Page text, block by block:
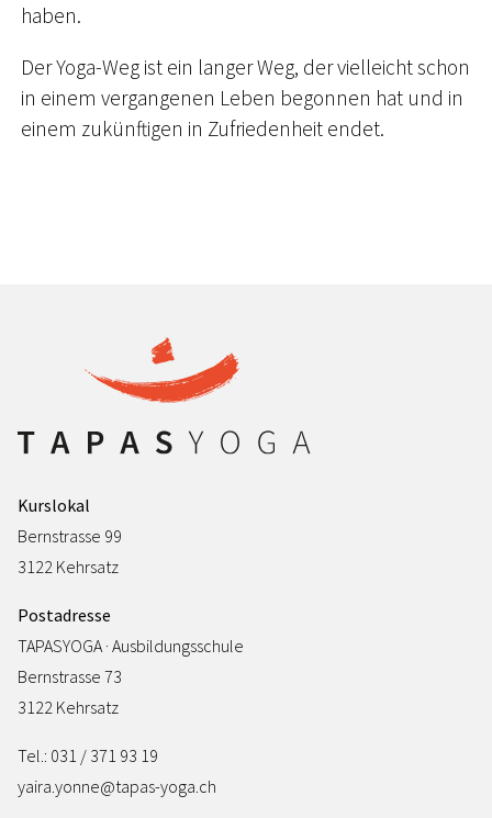
haben.
Der Yoga-Weg ist ein langer Weg, der vielleicht schon
in einem vergangenen Leben begonnen hat und in
einem zukünftigen in Zufriedenheit endet.
Kurslokal
Bernstrasse 99
3122 Kehrsatz
Postadresse
TAPASYOGA · Ausbildungsschule
Bernstrasse 73
3122 Kehrsatz
Tel.: 031 / 371 93 19
yaira.yonne@tapas-yoga.ch